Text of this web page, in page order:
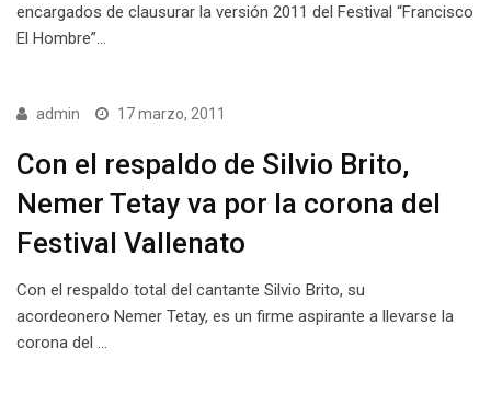
encargados de clausurar la versión 2011 del Festival “Francisco
El Hombre”…
admin 17 marzo, 2011
Con el respaldo de Silvio Brito,
Nemer Tetay va por la corona del
Festival Vallenato
Con el respaldo total del cantante Silvio Brito, su
acordeonero Nemer Tetay, es un firme aspirante a llevarse la
corona del …